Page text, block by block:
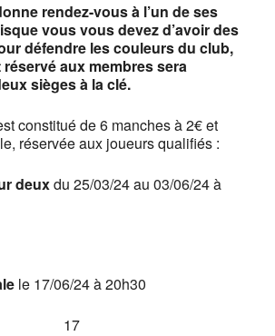
rendez-vous à l’un de ses
vous vous devez d’avoir des
défendre les couleurs du club,
aux membres sera
sièges à la clé.
constitué de 6 manches à 2€ et
réservée aux joueurs qualifiés :
deuxdu 25/03/24 au 03/06/24 à
le 17/06/24 à 20h30
17